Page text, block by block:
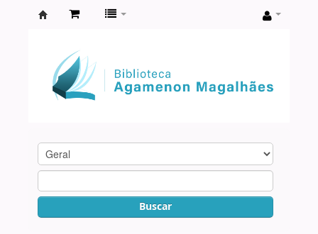
Agamenon
Magalhães
Buscar